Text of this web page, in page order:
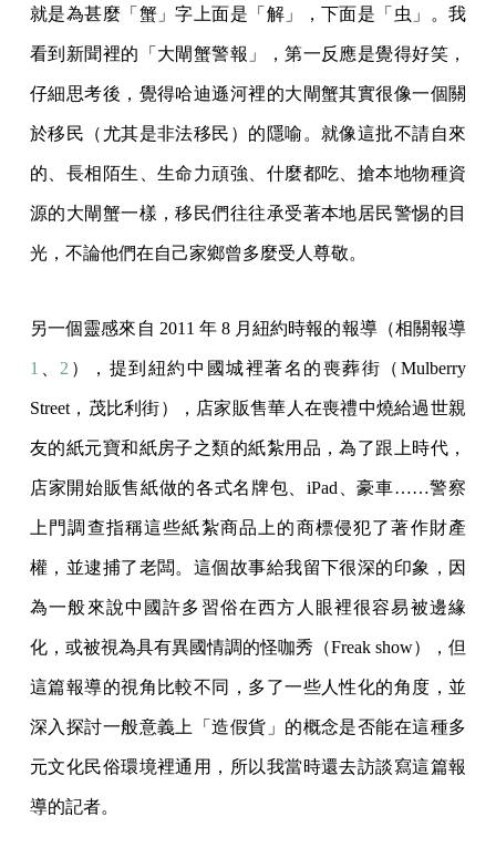
就是為甚麼「蟹」字上面是「解」，下面是「虫」。我
看到新聞裡的「大閘蟹警報」，第一反應是覺得好笑，
仔細思考後，覺得哈迪遜河裡的大閘蟹其實很像一個關
於移民（尤其是非法移民）的隱喻。就像這批不請自來
的、長相陌生、生命力頑強、什麼都吃、搶本地物種資
源的大閘蟹一樣，移民們往往承受著本地居民警惕的目
光，不論他們在自己家鄉曾多麼受人尊敬。
另一個靈感來自 2011 年 8 月紐約時報的報導（相關報導
1 2 ），提到紐約中國城裡著名的喪葬街（Mulberry
Street，茂比利街），店家販售華人在喪禮中燒給過世親
友的紙元寶和紙房子之類的紙紮用品，為了跟上時代，
店家開始販售紙做的各式名牌包、iPad、豪車……警察
上門調查指稱這些紙紮商品上的商標侵犯了著作財產
權，並逮捕了老闆。這個故事給我留下很深的印象，因
為一般來說中國許多習俗在西方人眼裡很容易被邊緣
化，或被視為具有異國情調的怪咖秀（Freak show），但
這篇報導的視角比較不同，多了一些人性化的角度，並
深入探討一般意義上「造假貨」的概念是否能在這種多
元文化民俗環境裡通用，所以我當時還去訪談寫這篇報
導的記者。